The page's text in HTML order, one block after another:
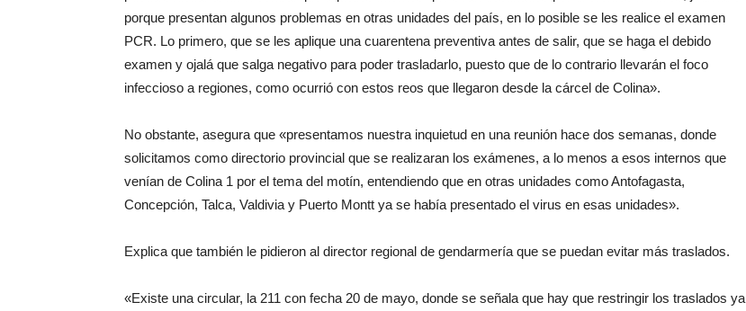
porque presentan algunos problemas en otras unidades del país, en lo posible se les realice el examen
PCR. Lo primero, que se les aplique una cuarentena preventiva antes de salir, que se haga el debido
examen y ojalá que salga negativo para poder trasladarlo, puesto que de lo contrario llevarán el foco
infeccioso a regiones, como ocurrió con estos reos que llegaron desde la cárcel de Colina».
No obstante, asegura que «presentamos nuestra inquietud en una reunión hace dos semanas, donde
solicitamos como directorio provincial que se realizaran los exámenes, a lo menos a esos internos que
venían de Colina 1 por el tema del motín, entendiendo que en otras unidades como Antofagasta,
Concepción, Talca, Valdivia y Puerto Montt ya se había presentado el virus en esas unidades».
Explica que también le pidieron al director regional de gendarmería que se puedan evitar más traslados.
«Existe una circular, la 211 con fecha 20 de mayo, donde se señala que hay que restringir los traslados ya